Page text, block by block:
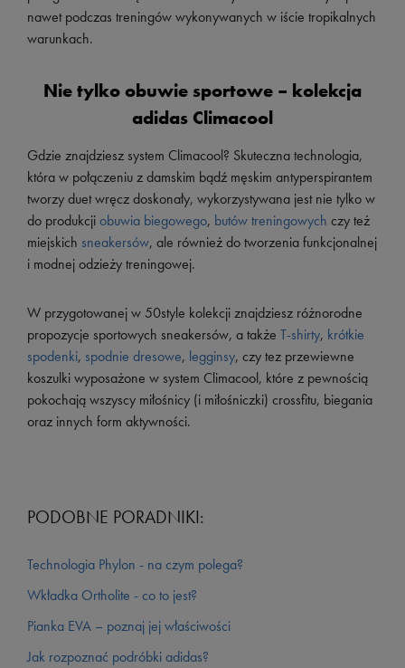
nawet podczas treningów wykonywanych w iście tropikalnych
warunkach.
Nie tylko obuwie sportowe – kolekcja
adidas Climacool
Gdzie znajdziesz system Climacool? Skuteczna technologia,
która w połączeniu z damskim bądź męskim antyperspirantem
tworzy duet wręcz doskonały, wykorzystywana jest nie tylko w
do produkcjiobuwia biegowego, butów treningowych czy też
miejskich sneakersów, ale również do tworzenia funkcjonalnej
i modnej odzieży treningowej.
W przygotowanej w 50style kolekcji znajdziesz różnorodne
propozycje sportowych sneakersów, a także T-shirty, krótkie
spodenki, spodnie dresowe, legginsy, czy tez przewiewne
koszulki wyposażone w system Climacool, które z pewnością
pokochają wszyscy miłośnicy (i miłośniczki) crossfitu, biegania
oraz innych form aktywności.
PODOBNE PORADNIKI:
Technologia Phylon - na czym polega?
Wkładka Ortholite - co to jest?
Pianka EVA – poznaj jej właściwości
Jak rozpoznać podróbki adidas?